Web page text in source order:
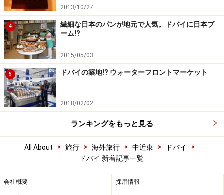
2013/10/27
4
繊細な日本のパンが地元で人気。ドバイに日本ブ
ーム!?
2015/05/03
5 ドバイの築地!? ウォーターフロントマーケット
2018/02/02
ランキングをもっと見る
All About > 旅行 > 海外旅行 > 中近東 > ドバイ
>
ドバイ 新着記事一覧
会社概要 採用情報